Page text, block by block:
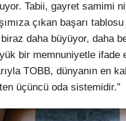
Tabii, gayret samimi
çıkan başarı
daha büyüyor, daha
bir memnuniyetle ifade
TOBB, dünyanın en
üçüncü oda sistemidir.”